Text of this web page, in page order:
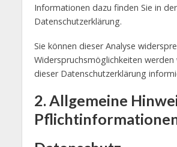
Informationen dazu finden Sie in
Datenschutzerklärung.
Sie können dieser Analyse
Widerspruchsmöglichkeiten werden
dieser Datenschutzerklärung
2. Allgemeine